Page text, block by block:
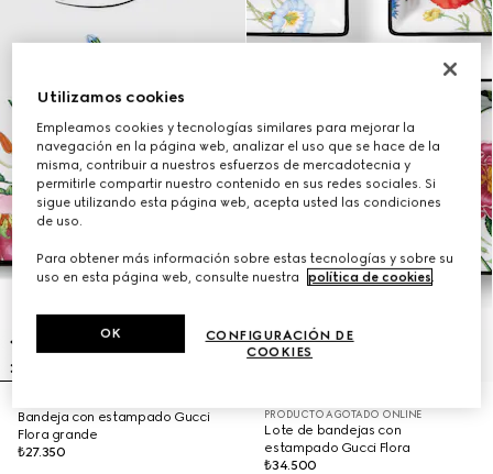
Bandeja con estampado Gucci
Flora grande
₺27.350
PRODUCTO AGOTADO ONLINE
Lote de bandejas con
estampado Gucci Flora
₺34.500
Utilizamos cookies
Empleamos cookies y tecnologías similares para mejorar la
navegación en la página web, analizar el uso que se hace de la
misma, contribuir a nuestros esfuerzos de mercadotecnia y
permitirle compartir nuestro contenido en sus redes sociales. Si
sigue utilizando esta página web, acepta usted las condiciones
de uso.
Para obtener más información sobre estas tecnologías y sobre su
uso en esta página web, consulte nuestra
política de cookies.
CONFIGURACIÓN DE
COOKIES
OK